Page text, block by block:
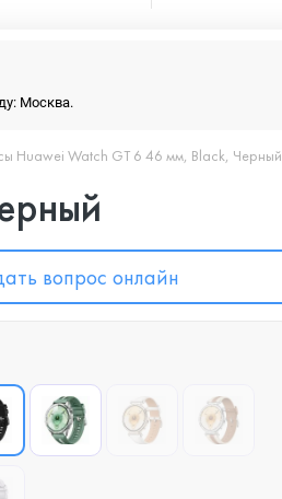
Москва.
Huawei Watch GT 6 46 мм, Black, Черный
вопрос онлайн